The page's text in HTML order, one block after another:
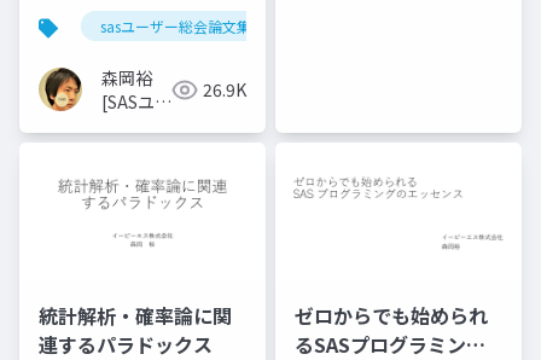
sasユーザー総会論文集 2024年
森岡裕
[SASユー
世話人]
26.9K
統計解析・確率論に関
連するパラドックス
ゼロからでも始められ
るSASプログラミング